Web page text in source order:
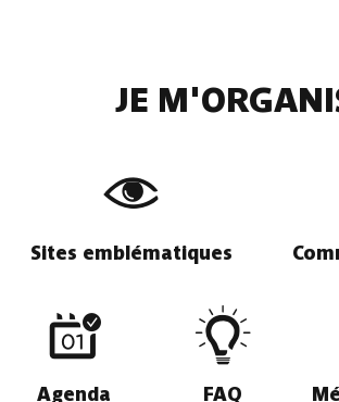
JE
Sites emblématiques
Agenda FAQ